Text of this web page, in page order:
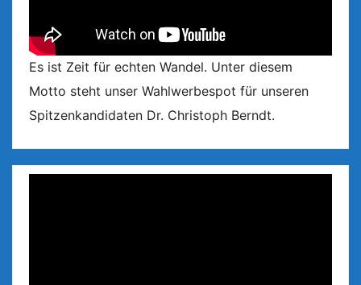
Es ist Zeit für echten Wandel. Unter diesem
Motto steht unser Wahlwerbespot für unseren
Spitzenkandidaten Dr. Christoph Berndt.